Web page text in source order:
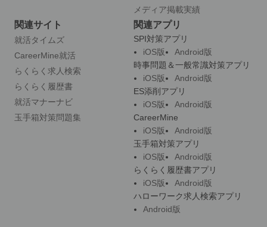
メディア掲載実績
関連サイト
就活タイムズ
CareerMine就活
らくらく求人検索
らくらく履歴書
就活マナーナビ
玉手箱対策問題集
関連アプリ
SPI対策アプリ
iOS版
Android版
時事問題＆一般常識対策アプリ
iOS版
Android版
ES添削アプリ
iOS版
Android版
CareerMine
iOS版
Android版
玉手箱対策アプリ
iOS版
Android版
らくらく履歴書アプリ
iOS版
Android版
ハローワーク求人検索アプリ
Android版